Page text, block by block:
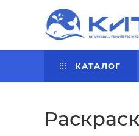
КАТАЛОГ